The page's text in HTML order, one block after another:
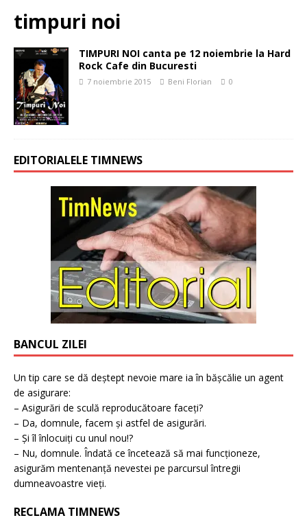
timpuri noi
TIMPURI NOI canta pe 12 noiembrie la Hard
Rock Cafe din Bucuresti
7 noiembrie 2015 Beni Florian 0
EDITORIALELE TIMNEWS
BANCUL ZILEI
Un tip care se dă deștept nevoie mare ia în bășcălie un agent
de asigurare:
– Asigurări de sculă reproducătoare faceți?
– Da, domnule, facem și astfel de asigurări.
– Și îl înlocuiți cu unul nou!?
– Nu, domnule. Îndată ce încetează să mai funcționeze,
asigurăm mentenanță nevestei pe parcursul întregii
dumneavoastre vieți.
RECLAMA TIMNEWS